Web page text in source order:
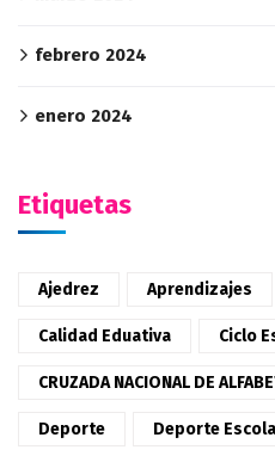
febrero 2024
enero 2024
Etiquetas
Ajedrez Aprendizajes
Calidad Eduativa Ciclo
CRUZADA NACIONAL DE
Deporte Deporte